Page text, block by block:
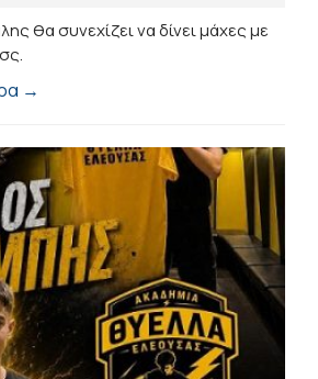
θα συνεχίζει να δίνει μάχες με
→